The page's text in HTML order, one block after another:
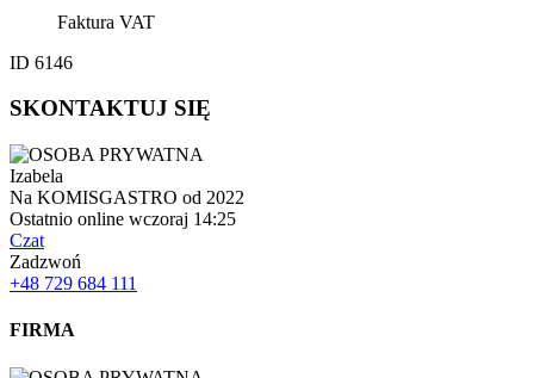
Faktura VAT
ID 6146
SKONTAKTUJ SIĘ
Izabela
Na KOMISGASTRO od 2022
Ostatnio online wczoraj 14:25
Czat
Zadzwoń
+48 729 684 111
FIRMA